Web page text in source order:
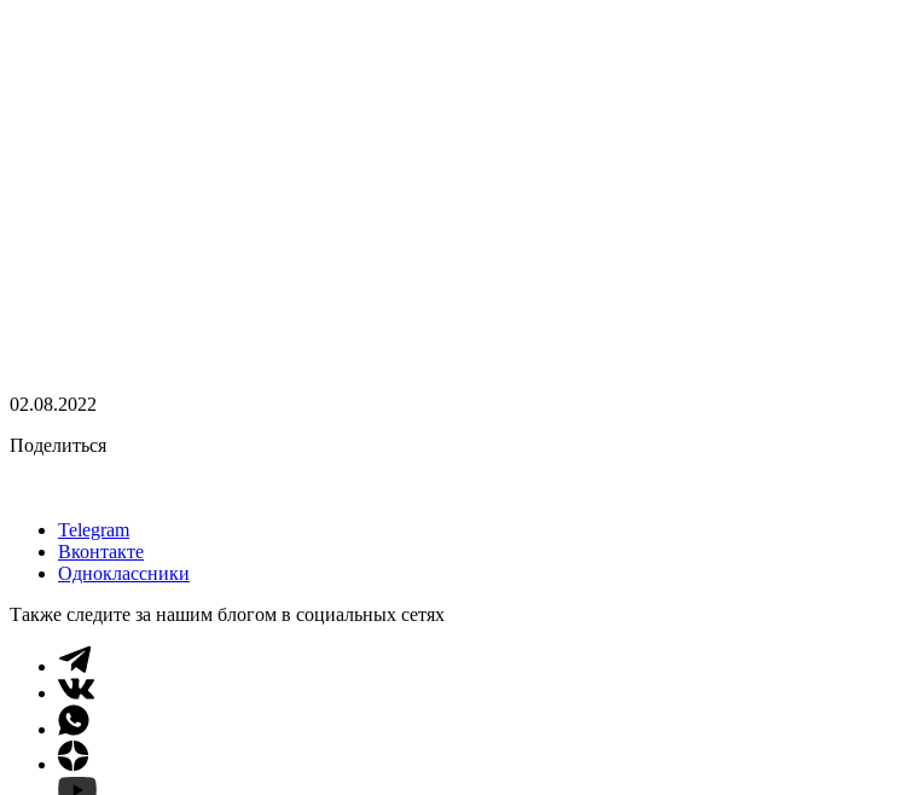
02.08.2022
Поделиться
Telegram
Вконтакте
Одноклассники
Также следите за нашим блогом в социальных сетях